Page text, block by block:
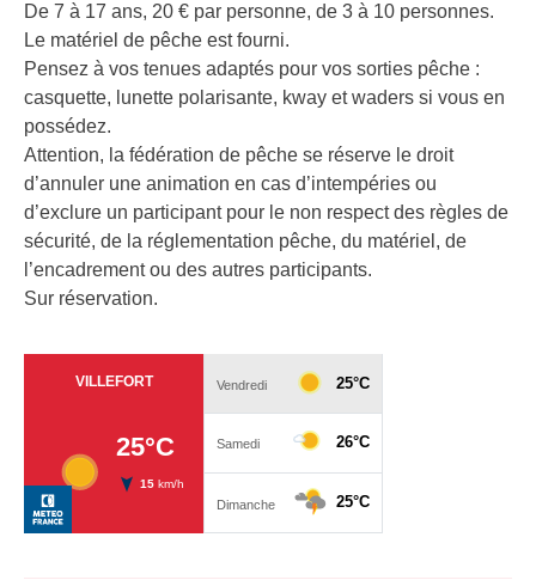
De 7 à 17 ans, 20 € par personne, de 3 à 10 personnes.
Le matériel de pêche est fourni.
Pensez à vos tenues adaptés pour vos sorties pêche :
casquette, lunette polarisante, kway et waders si vous en
possédez.
Attention, la fédération de pêche se réserve le droit
d’annuler une animation en cas d’intempéries ou
d’exclure un participant pour le non respect des règles de
sécurité, de la réglementation pêche, du matériel, de
l’encadrement ou des autres participants.
Sur réservation.